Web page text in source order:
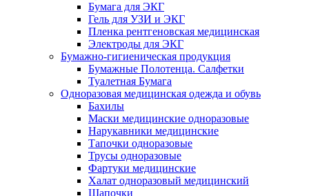
Бумага для ЭКГ
Гель для УЗИ и ЭКГ
Пленка рентгеновская медицинская
Электроды для ЭКГ
Бумажно-гигиеническая продукция
Бумажные Полотенца. Салфетки
Туалетная Бумага
Одноразовая медицинская одежда и обувь
Бахилы
Маски медицинские одноразовые
Нарукавники медицинские
Тапочки одноразовые
Трусы одноразовые
Фартуки медицинские
Халат одноразовый медицинский
Шапочки